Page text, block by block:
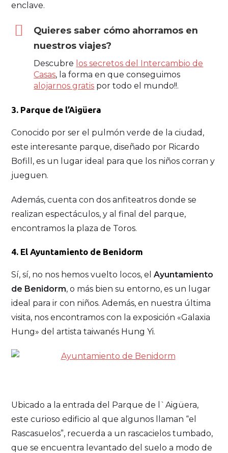
enclave.
Quieres saber cómo ahorramos en
nuestros viajes?
Descubre los secretos del Intercambio de
Casas, la forma en que conseguimos
alojarnos gratis por todo el mundo!!.
3. Parque de l’Aigüera
Conocido por ser el pulmón verde de la ciudad,
este interesante parque, diseñado por Ricardo
Bofill, es un lugar ideal para que los niños corran y
jueguen.
Además, cuenta con dos anfiteatros donde se
realizan espectáculos, y al final del parque,
encontramos la plaza de Toros.
4. El Ayuntamiento de Benidorm
Sí, sí, no nos hemos vuelto locos, elAyuntamiento
de Benidorm, o más bien su entorno, es un lugar
ideal para ir con niños. Además, en nuestra última
visita, nos encontramos con la exposición «Galaxia
Hung» del artista taiwanés Hung Yi.
Ubicado a la entrada del Parque de l`Aigüera,
este curioso edificio al que algunos llaman “el
Rascasuelos”, recuerda a un rascacielos tumbado,
que se encuentra levantado del suelo a modo de